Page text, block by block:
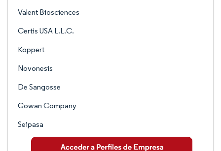
Valent Biosciences
Certis USA L.L.C.
Koppert
Novonesis
De Sangosse
Gowan Company
Seipasa